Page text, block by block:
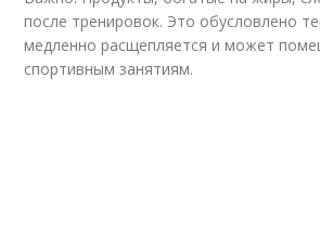
после тренировок. Это обусловлено
медленно расщепляется и может
спортивным занятиям.